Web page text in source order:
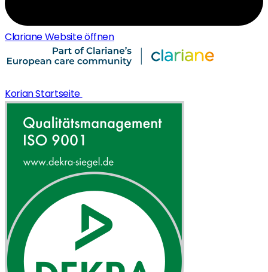
Clariane Website öffnen
Korian Startseite